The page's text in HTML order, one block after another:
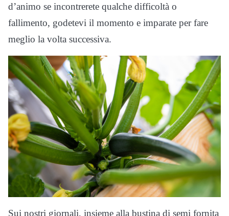
d’animo se incontrerete qualche difficoltà o
fallimento, godetevi il momento e imparate per fare
meglio la volta successiva.
Sui nostri giornali, insieme alla bustina di semi fornita